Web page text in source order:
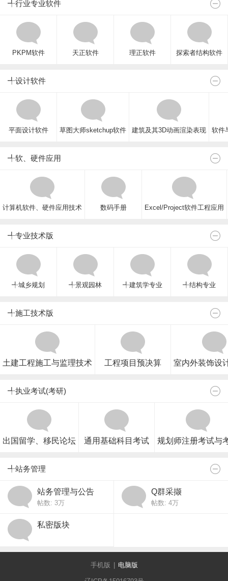
╃行业专业软件
PKPM软件 天正软件 理正软件 探索者结构软件
╃设计软件
平面设计软件 草图大师sketchup软件 建筑及其3D动画渲染表现 软件
╃软、硬件应用
计算机软件、硬件应用技术 数码手册 Excel/Project软件工程应用
╃专业技术版
╃城乡规划 ╃景观园林 ╃建筑学专业 ╃结构专业
╃施工技术版
土建工程施工与监理技术 工程项目预决算 室内外装饰设
╃执业考试(考研)
出国留学、移民论坛 通用基础科目考试 规划师注册考试与
╃站务管理
站务管理与公告
帖数: 3万
Q群采撷
帖数: 4万
私密版块
手机版 电脑版